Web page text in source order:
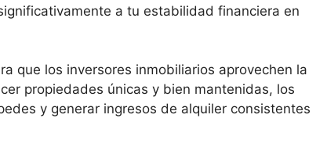
a tu estabilidad financiera en
que los inversores inmobiliarios aprovechen la
propiedades únicas y bien mantenidas, los
y generar ingresos de alquiler consistentes